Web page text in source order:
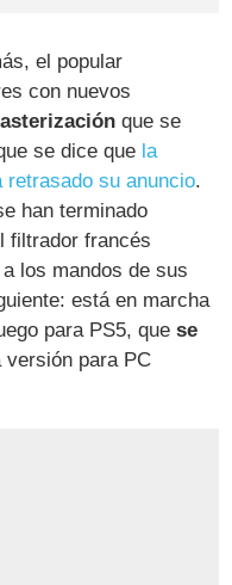
el popular
con nuevos
que se
se dice que la
retrasado su anuncio.
han terminado
filtrador francés
los mandos de sus
está en marcha
para PS5, quese
versión para PC